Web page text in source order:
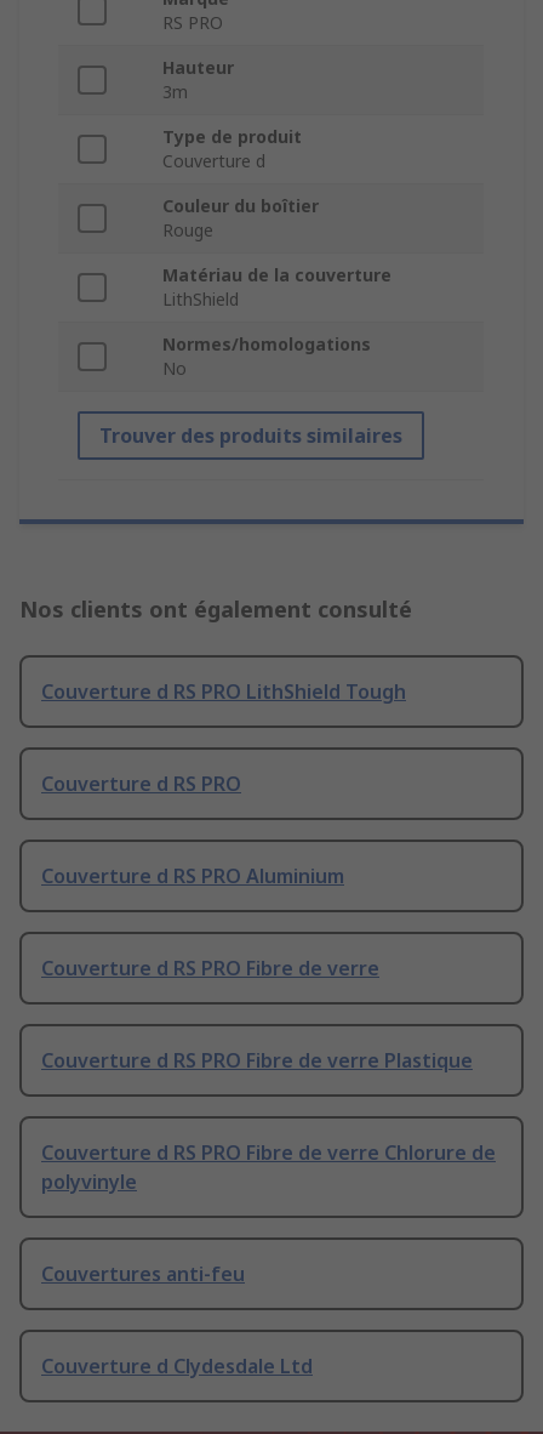
RS PRO
Hauteur
3m
Type de produit
Couverture d
Couleur du boîtier
Rouge
Matériau de la couverture
LithShield
Normes/homologations
No
Trouver des produits similaires
Nos clients ont également consulté
Couverture d RS PRO LithShield Tough
Couverture d RS PRO
Couverture d RS PRO Aluminium
Couverture d RS PRO Fibre de verre
Couverture d RS PRO Fibre de verre Plastique
Couverture d RS PRO Fibre de verre Chlorure de
polyvinyle
Couvertures anti-feu
Couverture d Clydesdale Ltd